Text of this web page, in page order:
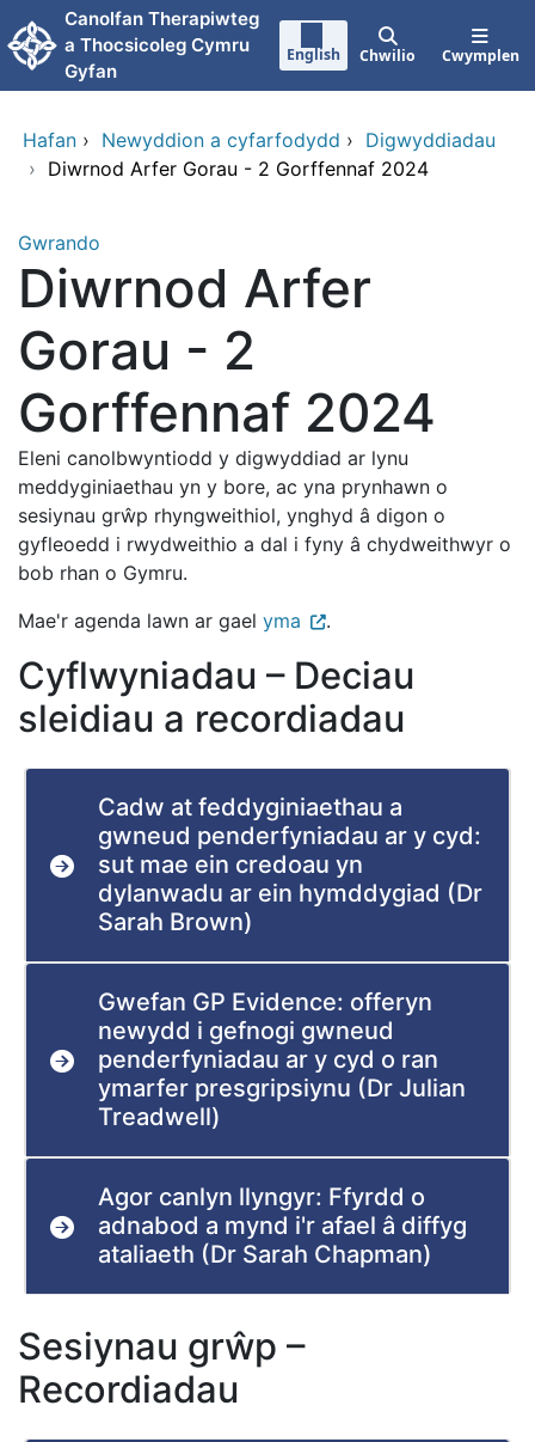
Neidio i'r prif gynnwy
Canolfan Therapiwteg
a Thocsicoleg Cymru
Gyfan
English Chwilio Cwymplen
Hafan › Newyddion a cyfarfodydd › Digwyddiadau
› Diwrnod Arfer Gorau - 2 Gorffennaf 2024
Gwrando
Diwrnod Arfer
Gorau - 2
Gorffennaf 2024
Eleni canolbwyntiodd y digwyddiad ar lynu
meddyginiaethau yn y bore, ac yna prynhawn o
sesiynau grŵp rhyngweithiol, ynghyd â digon o
gyfleoedd i rwydweithio a dal i fyny â chydweithwyr o
bob rhan o Gymru.
Mae'r agenda lawn ar gael yma .
Cyflwyniadau – Deciau
sleidiau a recordiadau
Cadw at feddyginiaethau a
gwneud penderfyniadau ar y cyd:
sut mae ein credoau yn
dylanwadu ar ein hymddygiad (Dr
Sarah Brown)
Gwefan GP Evidence: offeryn
newydd i gefnogi gwneud
penderfyniadau ar y cyd o ran
ymarfer presgripsiynu (Dr Julian
Treadwell)
Agor canlyn llyngyr: Ffyrdd o
adnabod a mynd i'r afael â diffyg
ataliaeth (Dr Sarah Chapman)
Sesiynau grŵp –
Recordiadau